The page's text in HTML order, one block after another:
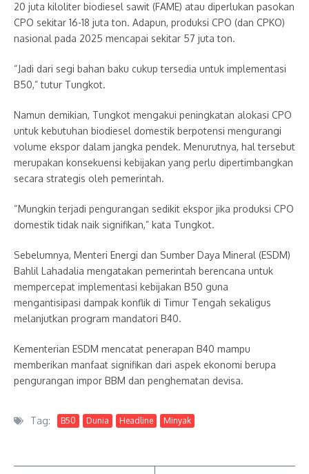
20 juta kiloliter biodiesel sawit (FAME) atau diperlukan pasokan
CPO sekitar 16-18 juta ton. Adapun, produksi CPO (dan CPKO)
nasional pada 2025 mencapai sekitar 57 juta ton.
“Jadi dari segi bahan baku cukup tersedia untuk implementasi
B50,” tutur Tungkot.
Namun demikian, Tungkot mengakui peningkatan alokasi CPO
untuk kebutuhan biodiesel domestik berpotensi mengurangi
volume ekspor dalam jangka pendek. Menurutnya, hal tersebut
merupakan konsekuensi kebijakan yang perlu dipertimbangkan
secara strategis oleh pemerintah.
“Mungkin terjadi pengurangan sedikit ekspor jika produksi CPO
domestik tidak naik signifikan,” kata Tungkot.
Sebelumnya, Menteri Energi dan Sumber Daya Mineral (ESDM)
Bahlil Lahadalia mengatakan pemerintah berencana untuk
mempercepat implementasi kebijakan B50 guna
mengantisipasi dampak konflik di Timur Tengah sekaligus
melanjutkan program mandatori B40.
Kementerian ESDM mencatat penerapan B40 mampu
memberikan manfaat signifikan dari aspek ekonomi berupa
pengurangan impor BBM dan penghematan devisa.
Tag: B50 Dunia Headline Minyak